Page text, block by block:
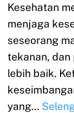
Kesehatan
menjaga
seseorang
tekanan,
lebih baik.
yang…